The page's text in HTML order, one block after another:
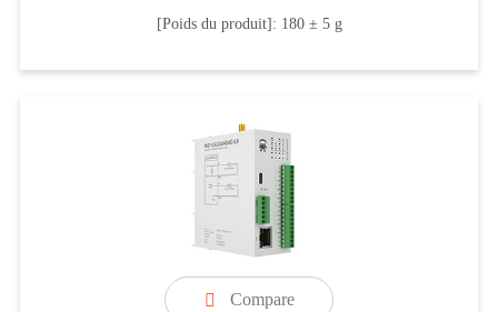
[Poids du produit]: 180 ± 5 g
 Compare